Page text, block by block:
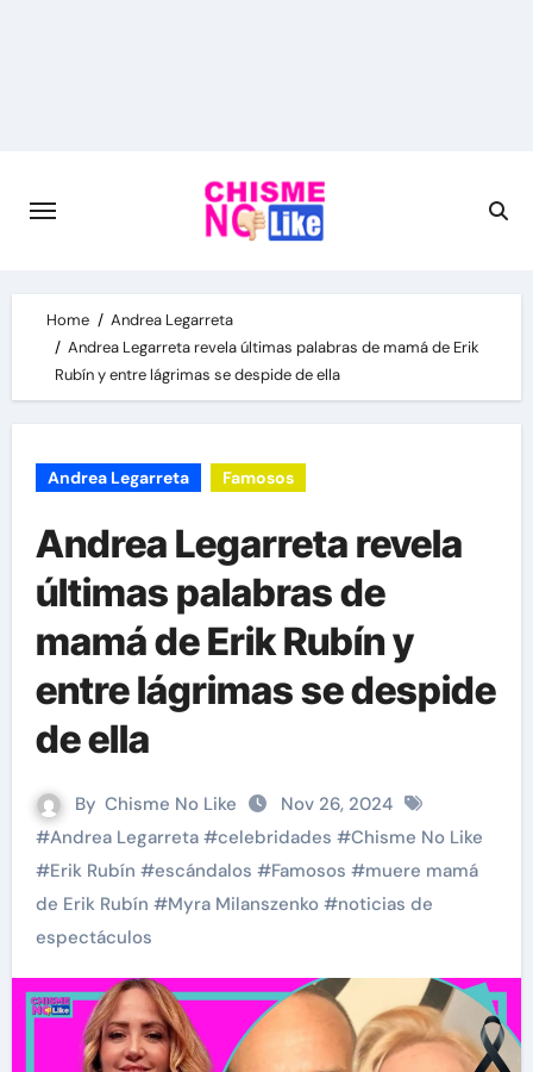
Home
Andrea Legarreta
Andrea Legarreta revela últimas palabras de mamá de Erik
Rubín y entre lágrimas se despide de ella
Andrea Legarreta Famosos
Andrea Legarreta revela
últimas palabras de
mamá de Erik Rubín y
entre lágrimas se despide
de ella
By Chisme No Like
Nov 26, 2024
#Andrea Legarreta#celebridades #Chisme No Like
#Erik Rubín #escándalos #Famosos #muere mamá
de Erik Rubín #Myra Milanszenko#noticias de
espectáculos